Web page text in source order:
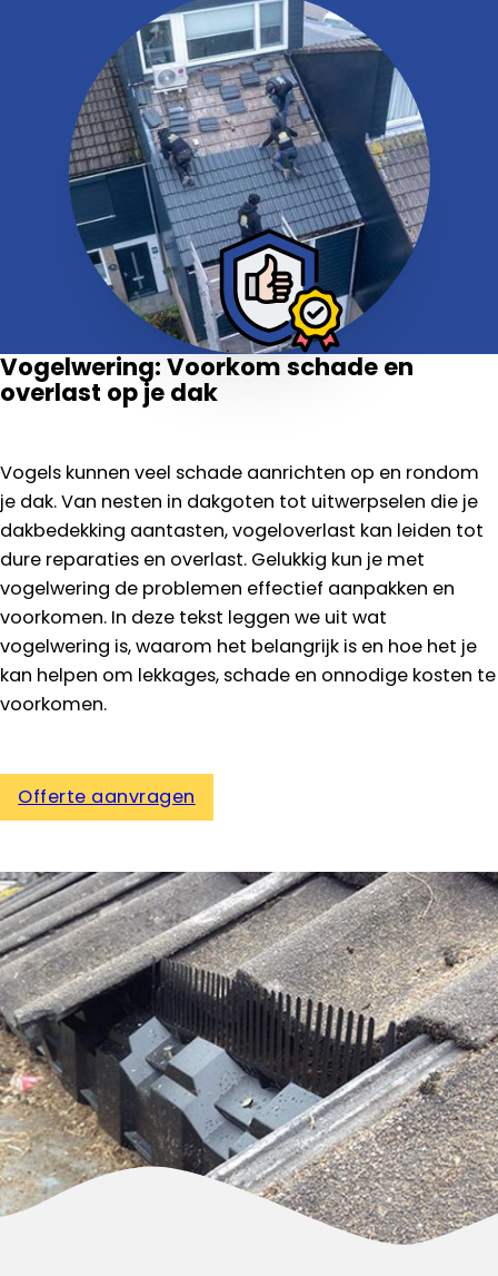
Vogelwering: Voorkom schade en
overlast op je dak
Vogels kunnen veel schade aanrichten op en rondom
je dak. Van nesten in dakgoten tot uitwerpselen die je
dakbedekking aantasten, vogeloverlast kan leiden tot
dure reparaties en overlast. Gelukkig kun je met
vogelwering de problemen effectief aanpakken en
voorkomen. In deze tekst leggen we uit wat
vogelwering is, waarom het belangrijk is en hoe het je
kan helpen om lekkages, schade en onnodige kosten te
voorkomen.
Offerte aanvragen